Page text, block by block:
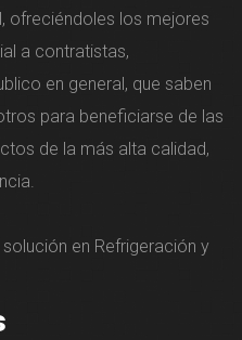
ofreciéndoles los mejores
a contratistas,
en general, que saben
para beneficiarse de las
de la más alta calidad,
en Refrigeración y